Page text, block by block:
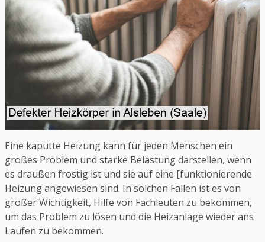
Eine kaputte Heizung kann für jeden Menschen ein
großes Problem und starke Belastung darstellen, wenn
es draußen frostig ist und sie auf eine [funktionierende
Heizung angewiesen sind. In solchen Fällen ist es von
großer Wichtigkeit, Hilfe von Fachleuten zu bekommen,
um das Problem zu lösen und die Heizanlage wieder ans
Laufen zu bekommen.